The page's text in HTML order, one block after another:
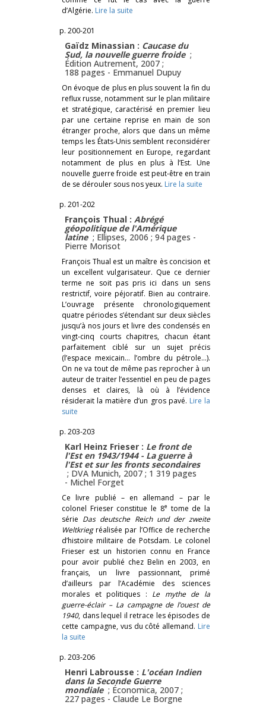
d’Algérie. Lire la suite
p. 200-201
Gaïdz Minassian : Caucase du
Sud, la nouvelle guerre froide ;
Édition Autrement, 2007 ;
188 pages - Emmanuel Dupuy
On évoque de plus en plus souvent la fin du
reflux russe, notamment sur le plan militaire
et stratégique, caractérisé en premier lieu
par une certaine reprise en main de son
étranger proche, alors que dans un même
temps les États-Unis semblent reconsidérer
leur positionnement en Europe, regardant
notamment de plus en plus à l’Est. Une
nouvelle guerre froide est peut-être en train
de se dérouler sous nos yeux. Lire la suite
p. 201-202
François Thual : Abrégé
géopolitique de l'Amérique
latine ; Ellipses, 2006 ; 94 pages -
Pierre Morisot
François Thual est un maître ès concision et
un excellent vulgarisateur. Que ce dernier
terme ne soit pas pris ici dans un sens
restrictif, voire péjoratif. Bien au contraire.
L’ouvrage présente chronologiquement
quatre périodes s’étendant sur deux siècles
jusqu’à nos jours et livre des condensés en
vingt-cinq courts chapitres, chacun étant
parfaitement ciblé sur un sujet précis
(l’espace mexicain… l’ombre du pétrole…).
On ne va tout de même pas reprocher à un
auteur de traiter l’essentiel en peu de pages
denses et claires, là où à l’évidence
résiderait la matière d’un gros pavé. Lire la
suite
p. 203-203
Karl Heinz Frieser : Le front de
l'Est en 1943/1944 - La guerre à
l'Est et sur les fronts secondaires
; DVA Munich, 2007 ; 1 319 pages
- Michel Forget
Ce livre publié – en allemand – par le
colonel Frieser constitue le 8etome de la
série Das deutsche Reich und der zweite
Weltkriegréalisée par l’Office de recherche
d’histoire militaire de Potsdam. Le colonel
Frieser est un historien connu en France
pour avoir publié chez Belin en 2003, en
français, un livre passionnant, primé
d’ailleurs par l’Académie des sciences
morales et politiques : Le mythe de la
guerre-éclair – La campagne de l’ouest de
1940, dans lequel il retrace les épisodes de
cette campagne, vus du côté allemand. Lire
la suite
p. 203-206
Henri Labrousse : L'océan Indien
dans la Seconde Guerre
mondiale ; Économica, 2007 ;
227 pages - Claude Le Borgne